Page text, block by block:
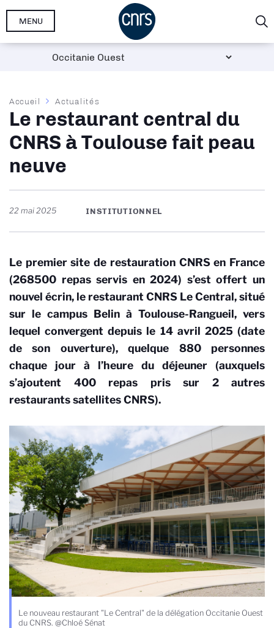
Aller
MENU
Fil
d'Ariane
Accueil Actualités
Le restaurant central du
CNRS à Toulouse fait peau
neuve
22 mai 2025 INSTITUTIONNEL
Le premier site de restauration CNRS en France
(268500 repas servis en 2024) s’est offert un
nouvel écrin, le restaurant CNRS Le Central, situé
sur le campus Belin à Toulouse-Rangueil, vers
lequel convergent depuis le 14 avril 2025 (date
de son ouverture), quelque 880 personnes
chaque jour à l’heure du déjeuner (auxquels
s’ajoutent 400 repas pris sur 2 autres
restaurants satellites CNRS).
Le nouveau restaurant "Le Central" de la délégation Occitanie Ouest
du CNRS. @Chloé Sénat